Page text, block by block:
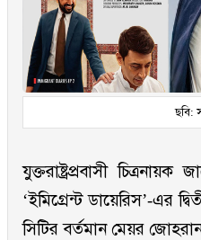
ছবি:
যুক্তরাষ্ট্রপ্রবাসী
‘ইমিগ্রেন্ট ডায়েরিস’-এর
সিটির বর্তমান মেয়র